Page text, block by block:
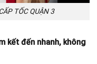
TỐC QUẬN 3
kết đến nhanh, không